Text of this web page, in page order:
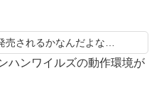
売されるかなんだよな…
ハンワイルズの動作環境が